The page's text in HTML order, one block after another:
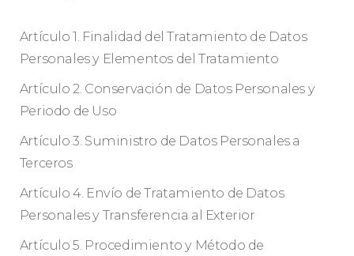
Artículo 1. Finalidad del Tratamiento de Datos
Personales y Elementos del Tratamiento
Artículo 2. Conservación de Datos Personales y
Periodo de Uso
Artículo 3. Suministro de Datos Personales a
Terceros
Artículo 4. Envío de Tratamiento de Datos
Personales y Transferencia al Exterior
Artículo 5. Procedimiento y Método de